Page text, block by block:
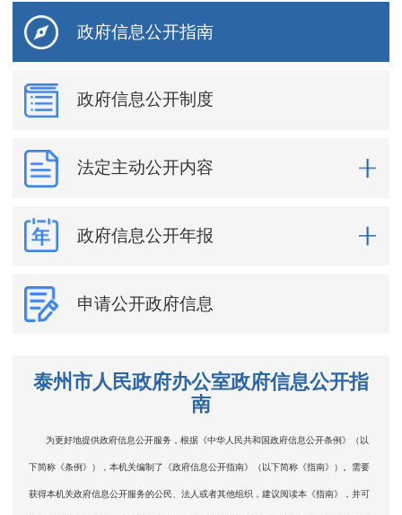
政府信息公开指南
政府信息公开制度
法定主动公开内容
政府信息公开年报
申请公开政府信息
泰州市人民政府办公室政府信息公开指
南
为更好地提供政府信息公开服务，根据《中华人民共和国政府信息公开条例》（以
下简称《条例》），本机关编制了《政府信息公开指南》（以下简称《指南》）。需要
获得本机关政府信息公开服务的公民、法人或者其他组织，建议阅读本《指南》，并可